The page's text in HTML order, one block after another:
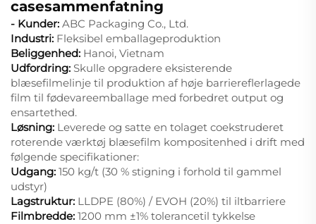
casesammenfatning
- Kunder: ABC Packaging Co., Ltd.
Industri: Fleksibel emballageproduktion
Beliggenhed: Hanoi, Vietnam
Udfordring: Skulle opgradere eksisterende
blæsefilmelinje til produktion af høje barriereflerlagede
film til fødevareemballage med forbedret output og
ensartethed.
Løsning: Leverede og satte en tolaget coekstruderet
roterende værktøj blæsefilm kompositenhed i drift med
følgende specifikationer:
Udgang: 150 kg/t (30 % stigning i forhold til gammel
udstyr)
Lagstruktur: LLDPE (80%) / EVOH (20%) til iltbarriere
Filmbredde: 1200 mm ±1% tolerancetil tykkelse